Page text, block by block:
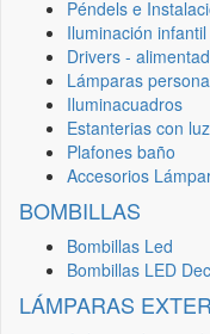
Péndels e
Iluminación infantil
Drivers -
Lámparas
Iluminacuadros
Estanterias con luz
Plafones baño
Accesorios
BOMBILLAS
Bombillas Led
Bombillas LED
LÁMPARAS